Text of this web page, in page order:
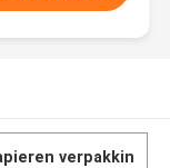
verpakkin